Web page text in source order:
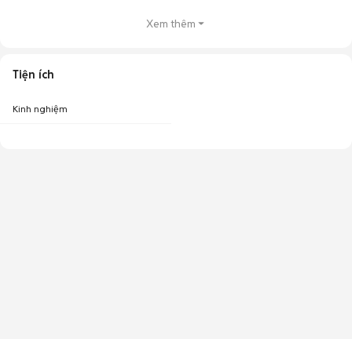
Xem thêm
Tiện ích
Kinh nghiệm